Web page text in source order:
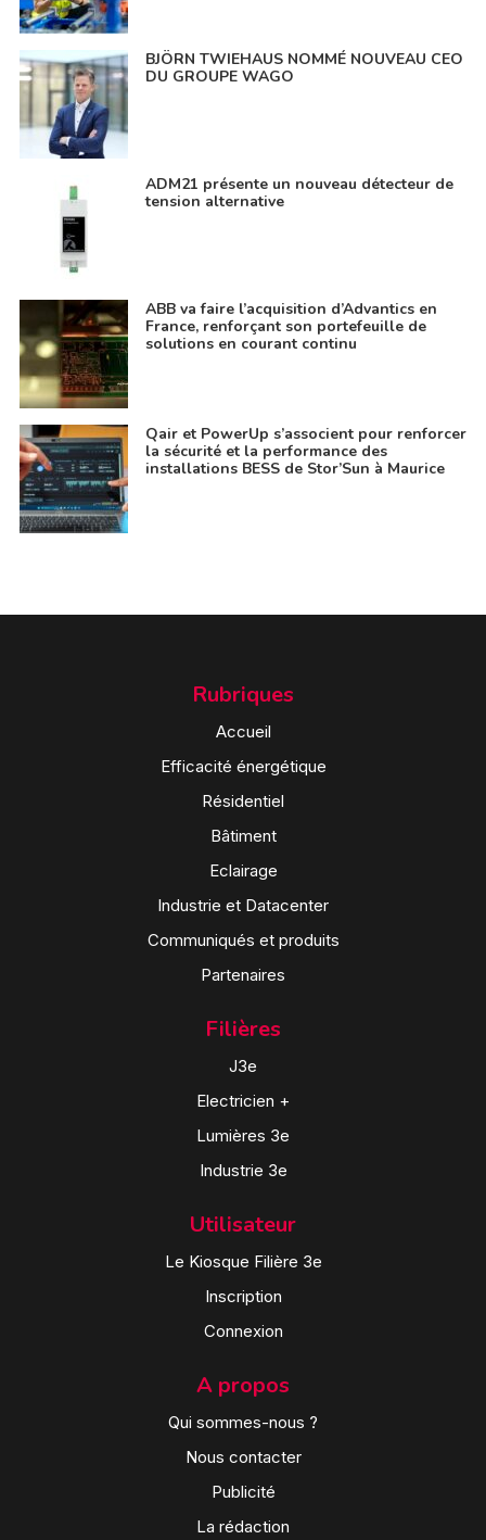
BJÖRN TWIEHAUS NOMMÉ NOUVEAU CEO
DU GROUPE WAGO
ADM21 présente un nouveau détecteur de
tension alternative
ABB va faire l’acquisition d’Advantics en
France, renforçant son portefeuille de
solutions en courant continu
Qair et PowerUp s’associent pour renforcer
la sécurité et la performance des
installations BESS de Stor’Sun à Maurice
Rubriques
Accueil
Efficacité énergétique
Résidentiel
Bâtiment
Eclairage
Industrie et Datacenter
Communiqués et produits
Partenaires
Filières
J3e
Electricien +
Lumières 3e
Industrie 3e
Utilisateur
Le Kiosque Filière 3e
Inscription
Connexion
A propos
Qui sommes-nous ?
Nous contacter
Publicité
La rédaction